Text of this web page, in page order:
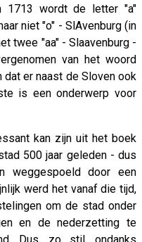
1713 wordt de letter "a"
niet "o" - SlAvenburg (in
twee "aa" - Slaavenburg -
van het woord
er naast de Sloven ook
is een onderwerp voor
kan zijn uit het boek
500 jaar geleden - dus
weggespoeld door een
werd het vanaf die tijd,
om de stad onder
en de nederzetting te